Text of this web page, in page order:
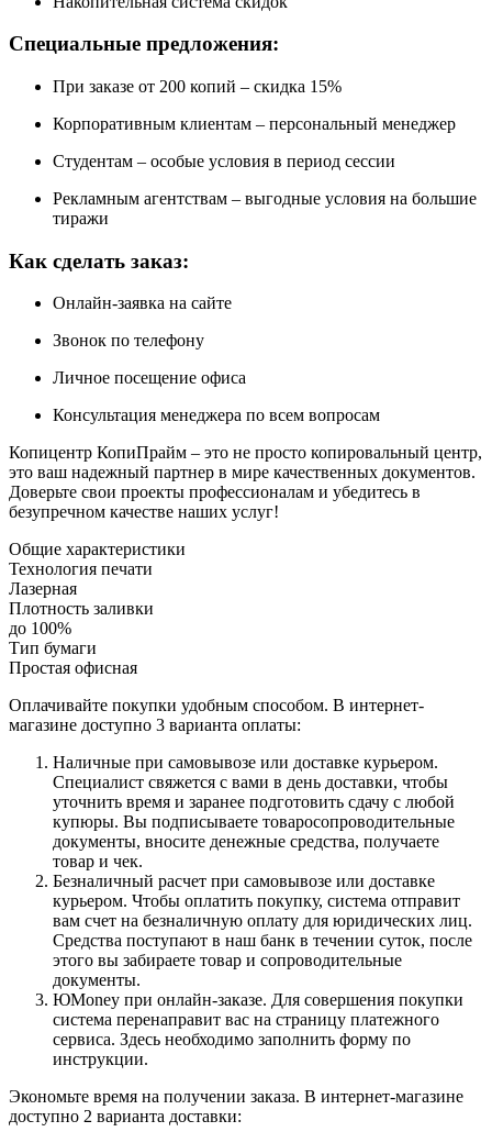
Специальные предложения:
При заказе от 200 копий – скидка 15%
Корпоративным клиентам – персональный менеджер
Студентам – особые условия в период сессии
Рекламным агентствам – выгодные условия на большие
тиражи
Как сделать заказ:
Онлайн-заявка на сайте
Звонок по телефону
Личное посещение офиса
Консультация менеджера по всем вопросам
Копицентр КопиПрайм – это не просто копировальный центр,
это ваш надежный партнер в мире качественных документов.
Доверьте свои проекты профессионалам и убедитесь в
безупречном качестве наших услуг!
Общие характеристики
Технология печати
Лазерная
Плотность заливки
до 100%
Тип бумаги
Простая офисная
Оплачивайте покупки удобным способом. В интернет-
магазине доступно 3 варианта оплаты:
Наличные при самовывозе или доставке курьером.
Специалист свяжется с вами в день доставки, чтобы
уточнить время и заранее подготовить сдачу с любой
купюры. Вы подписываете товаросопроводительные
документы, вносите денежные средства, получаете
товар и чек.
Безналичный расчет при самовывозе или доставке
курьером. Чтобы оплатить покупку, система отправит
вам счет на безналичную оплату для юридических лиц.
Средства поступают в наш банк в течении суток, после
этого вы забираете товар и сопроводительные
документы.
ЮMoney при онлайн-заказе. Для совершения покупки
система перенаправит вас на страницу платежного
сервиса. Здесь необходимо заполнить форму по
инструкции.
Экономьте время на получении заказа. В интернет-магазине
доступно 2 варианта доставки: